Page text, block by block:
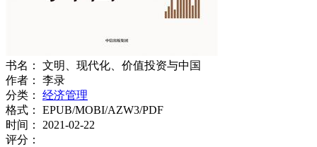
书名：
文明、现代化、价值投资与中国
作者：
李录
分类：
经济管理
格式：
EPUB/MOBI/AZW3/PDF
时间：
2021-02-22
评分：